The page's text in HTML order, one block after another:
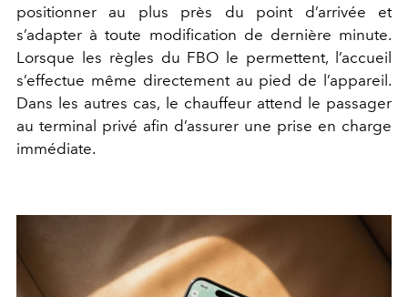
positionner au plus près du point d’arrivée et
s’adapter à toute modification de dernière minute.
Lorsque les règles du FBO le permettent, l’accueil
s’effectue même directement au pied de l’appareil.
Dans les autres cas, le chauffeur attend le passager
au terminal privé afin d’assurer une prise en charge
immédiate.